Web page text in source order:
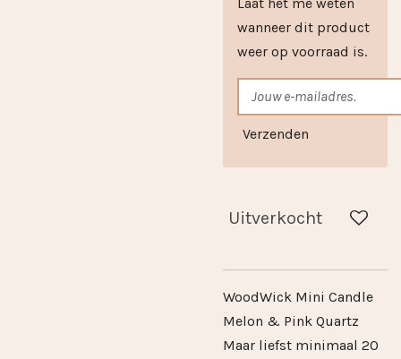
wanneer dit product
weer op voorraad is.
Verzenden
Uitverkocht
WoodWick Mini Candle
Melon & Pink Quartz
Maar liefst minimaal 20